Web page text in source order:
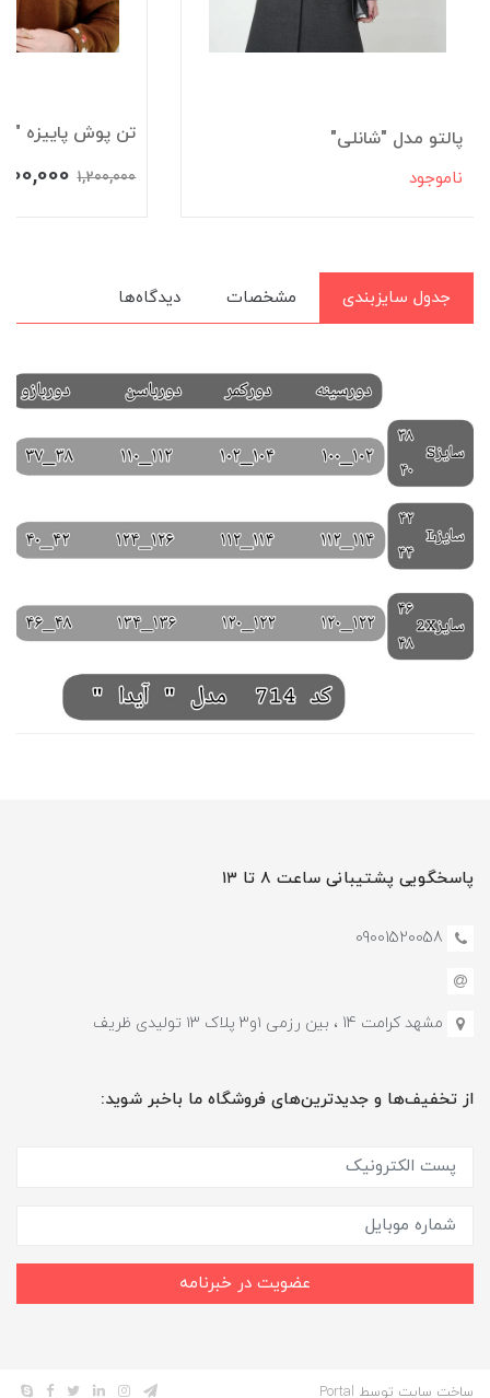
پالتو مدل "شانلی"
ناموجود
تن پوش پاییزه
1,200,000
جدول سایزبندی مشخصات دیدگاه‌ها
پاسخگویی پشتیبانی ساعت ۸ تا ۱۳
09001520058
مشهد کرامت 14 ، بین رزمی ۱و۳ پلاک ۱۳ تولیدی ظریف
از تخفیف‌ها و جدیدترین‌های فروشگاه ما باخبر شوید:
عضویت در خبرنامه
ساخت سایت توسط Portal